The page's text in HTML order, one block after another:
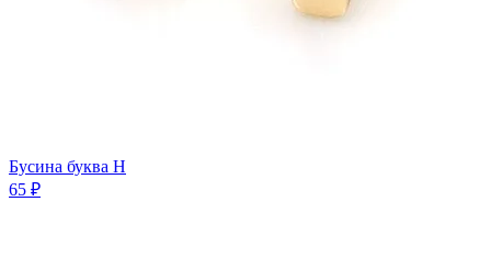
Бусина буква H
65 ₽